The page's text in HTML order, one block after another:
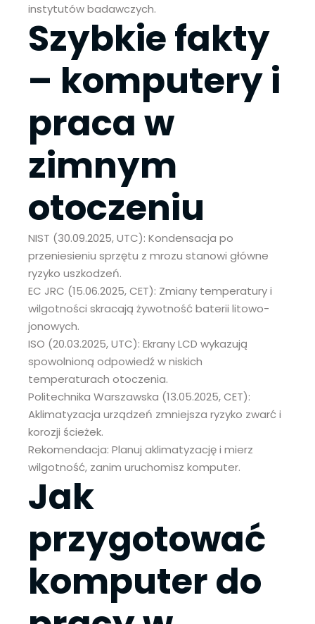
instytutów badawczych.
Szybkie fakty
– komputery i
praca w
zimnym
otoczeniu
NIST (30.09.2025, UTC): Kondensacja po
przeniesieniu sprzętu z mrozu stanowi główne
ryzyko uszkodzeń.
EC JRC (15.06.2025, CET): Zmiany temperatury i
wilgotności skracają żywotność baterii litowo-
jonowych.
ISO (20.03.2025, UTC): Ekrany LCD wykazują
spowolnioną odpowiedź w niskich
temperaturach otoczenia.
Politechnika Warszawska (13.05.2025, CET):
Aklimatyzacja urządzeń zmniejsza ryzyko zwarć i
korozji ścieżek.
Rekomendacja: Planuj aklimatyzację i mierz
wilgotność, zanim uruchomisz komputer.
Jak
przygotować
komputer do